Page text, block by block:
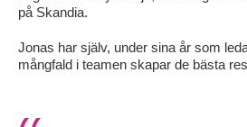
på Skandia.
Jonas har själv, under sina år som
mångfald i teamen skapar de bästa